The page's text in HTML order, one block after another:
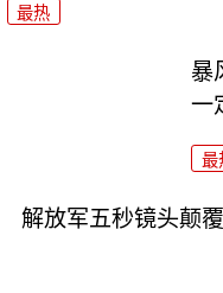
最热
暴
一
最
解放军五秒镜头颠